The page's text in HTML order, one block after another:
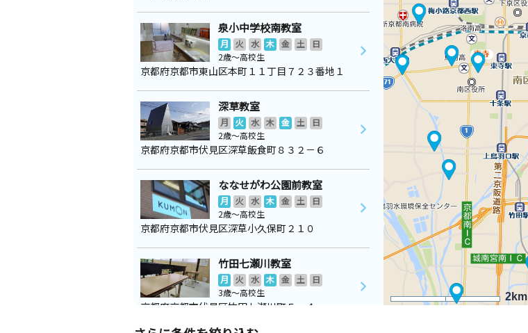
2km
泉小中学校南教室
月 火 水 木 金 土
日
2歳～高校生
京都府京都市東山区本町１１丁目７２３番地１
深草教室
月 火 水 木 金 土
日
2歳～高校生
京都府京都市伏見区深草飯食町８３２－６
ななせがわ公園前教室
月 火 水 木 金 土
日
2歳～高校生
京都府京都市伏見区深草小久保町２１０
竹田七瀬川教室
月 火 水 木 金 土
日
3歳～高校生
京都府京都市伏見区竹田七瀬川町５－４